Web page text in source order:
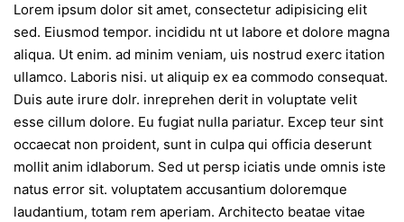
Lorem ipsum dolor sit amet, consectetur adipisicing elit
sed. Eiusmod tempor. incididu nt ut labore et dolore magna
aliqua. Ut enim. ad minim veniam, uis nostrud exerc itation
ullamco. Laboris nisi. ut aliquip ex ea commodo consequat.
Duis aute irure dolr. inreprehen derit in voluptate velit
esse cillum dolore. Eu fugiat nulla pariatur. Excep teur sint
occaecat non proident, sunt in culpa qui officia deserunt
mollit anim idlaborum. Sed ut persp iciatis unde omnis iste
natus error sit. voluptatem accusantium doloremque
laudantium, totam rem aperiam. Architecto beatae vitae